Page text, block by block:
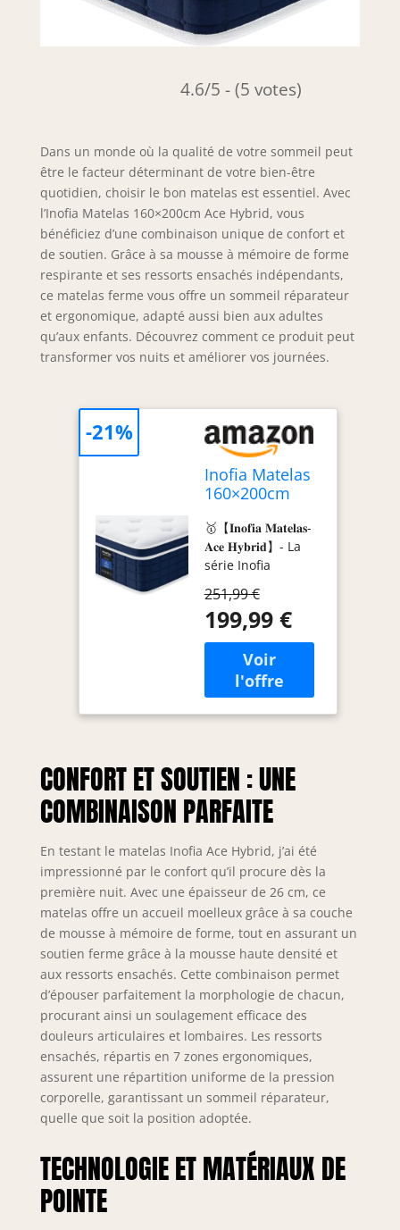
4.6/5 - (5 votes)
Dans un monde où la qualité de votre sommeil peut
être le facteur déterminant de votre bien-être
quotidien, choisir le bon matelas est essentiel. Avec
l’Inofia Matelas 160×200cm Ace Hybrid, vous
bénéficiez d’une combinaison unique de confort et
de soutien. Grâce à sa mousse à mémoire de forme
respirante et ses ressorts ensachés indépendants,
ce matelas ferme vous offre un sommeil réparateur
et ergonomique, adapté aussi bien aux adultes
qu’aux enfants. Découvrez comment ce produit peut
transformer vos nuits et améliorer vos journées.
Inofia Matelas
160×200cm
Matelas 26 cm
H3 Ferme avec
Mousse à
Mémoire de
Forme
Respirante et
Ressorts
Ensachés
Indépendants,
7 Zones
Ergonomique,
Enfants
🥇【𝐈𝐧𝐨𝐟𝐢𝐚 𝐌𝐚𝐭𝐞𝐥𝐚𝐬-
𝐀𝐜𝐞 𝐇𝐲𝐛𝐫𝐢𝐝】- La
série Inofia
modèles : Ace
Hybrid Firm， Ace
Hybrid et Ace
Hybrid Pro. Le
matelas Ace Hybrid
de 160 x 200 cm a
une hauteur de 26
Inofia Ace Hybrid
offre un
environnement de
sommeil aéré et
adapté aux
constitutions
allergiques et est
équipé de
technologies à
faible bruit et à
faible vibration. 🥇
【𝐄𝐫𝐠𝐨𝐧𝐨𝐦𝐢𝐪𝐮𝐞 &
𝐚𝐥𝐥𝐞𝐫𝐠è𝐧𝐞-𝐟𝐫𝐢𝐞𝐧𝐝𝐥𝐲】-
Des conditions de
sommeil parfaites
grâce au tissu
spécial Tencel qui
offre à la fois la
transpiration, la
douceur et le
rafraîchissement.
Notre matelas
moussse à noyaux
251,99 €
199,99 €
-21%
CONFORT ET SOUTIEN : UNE
COMBINAISON PARFAITE
En testant le matelas Inofia Ace Hybrid, j’ai été
impressionné par le confort qu’il procure dès la
première nuit. Avec une épaisseur de 26 cm, ce
matelas offre un accueil moelleux grâce à sa couche
de mousse à mémoire de forme, tout en assurant un
soutien ferme grâce à la mousse haute densité et
aux ressorts ensachés. Cette combinaison permet
d’épouser parfaitement la morphologie de chacun,
procurant ainsi un soulagement efficace des
douleurs articulaires et lombaires. Les ressorts
ensachés, répartis en 7 zones ergonomiques,
assurent une répartition uniforme de la pression
corporelle, garantissant un sommeil réparateur,
quelle que soit la position adoptée.
TECHNOLOGIE ET MATÉRIAUX DE
POINTE